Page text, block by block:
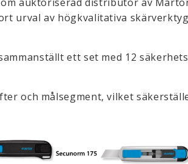
urval av högkvalitativa
ett set med 12
och målsegment, vilket